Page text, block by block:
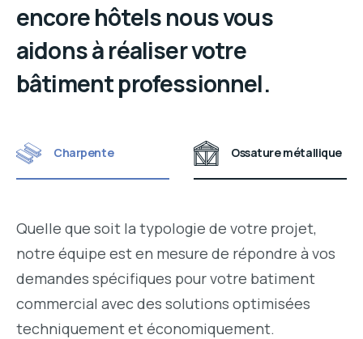
encore hôtels nous vous
aidons à réaliser votre
bâtiment professionnel.
Charpente Ossature métallique
Quelle que soit la typologie de votre projet,
notre équipe est en mesure de répondre à vos
demandes spécifiques pour votre batiment
commercial avec des solutions optimisées
techniquement et économiquement.